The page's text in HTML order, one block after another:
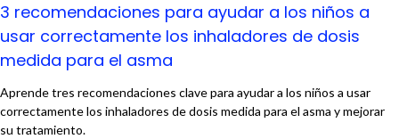
3 recomendaciones para ayudar a los niños a
usar correctamente los inhaladores de dosis
medida para el asma
Aprende tres recomendaciones clave para ayudar a los niños a usar
correctamente los inhaladores de dosis medida para el asma y mejorar
su tratamiento.